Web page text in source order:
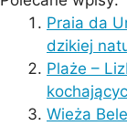
Praia da
dzikiej
Plaże –
Wieża